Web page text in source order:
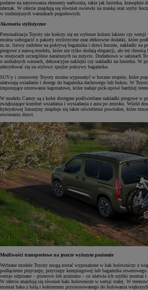
podatne na zarysowania elementy nadwozia, takie jak lusterka, krawędzie
zderzak. W ofercie znajdują się również owiewki na maskę oraz szyby
w trudniejszych warunkach pogodowych.
Akcesoria stylistyczne
Personalizacja Toyoty nie kończy się na wyborze koloru lakieru czy wersji
można wzbogacić o pakiety stylistyczne oraz efektowne dodatki, które
m.in. listwy ozdobne na pokrywę bagażnika i drzwi boczne, nakładki na
progowe z nazwą modelu, które nie tylko dodają elegancji, ale też chronią
w miejscach szczególnie narażonych na zużycie. Dodatkowo w salonach
o unikalnych wzorach, dekoracyjne naklejki czy nakładki na lusterka. W
zdecydować się na stylowy spojler pokrywy bagażnika.
SUV-y i crossovery Toyoty można wyposażyć w boczne stopnie, które
ułatwiają wsiadanie i dostęp do bagażnika dachowego lub boksu. W
imponujące orurowanie kapotażowe, które nadaje pick-upowi bardziej
W modelu Camry są z kolei dostępne podświetlane nakładki progowe w
zwiększające komfort wsiadania i wysiadania z auta po zmroku. Wśród
hybrydowej limuzyny znajduje się także oświetlenie powitalne, które
otwieraniu drzwi.
Możliwości transportowe na jeszcze wyższym poziomie
Wybrane modele Toyoty mogą zostać wyposażone w hak holowniczy z
podłączenie przyczepy, przyczepy kempingowej lub bagażnika
wersje odpinane – pionowo lub poziomo – co ułatwia ich szybki montaż i
W ofercie znajdują się również haki holownicze w wersji stałej. W
montaż haka z kulą i kołnierzem przystosowanego do holowania